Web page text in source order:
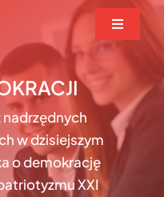
Toggle
nadrzędnych
w dzisiejszym
o demokrację
XXI